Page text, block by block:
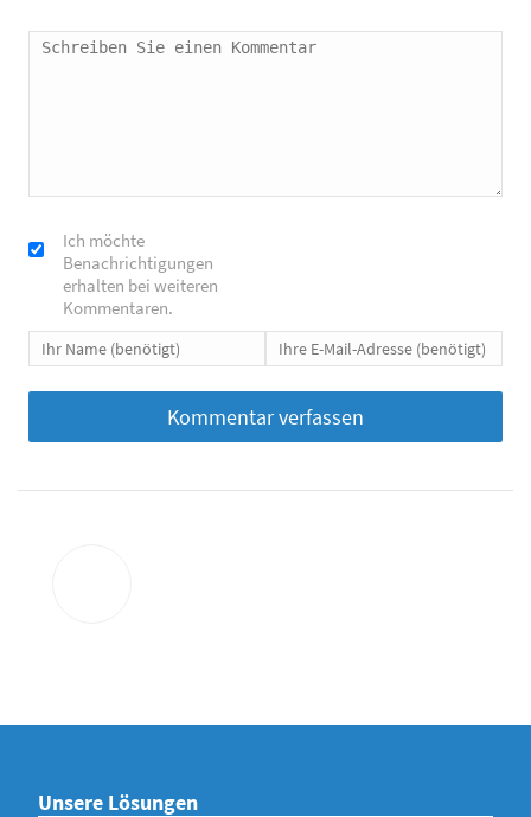
Ich möchte
Benachrichtigungen
erhalten bei weiteren
Kommentaren.
Unsere Lösungen